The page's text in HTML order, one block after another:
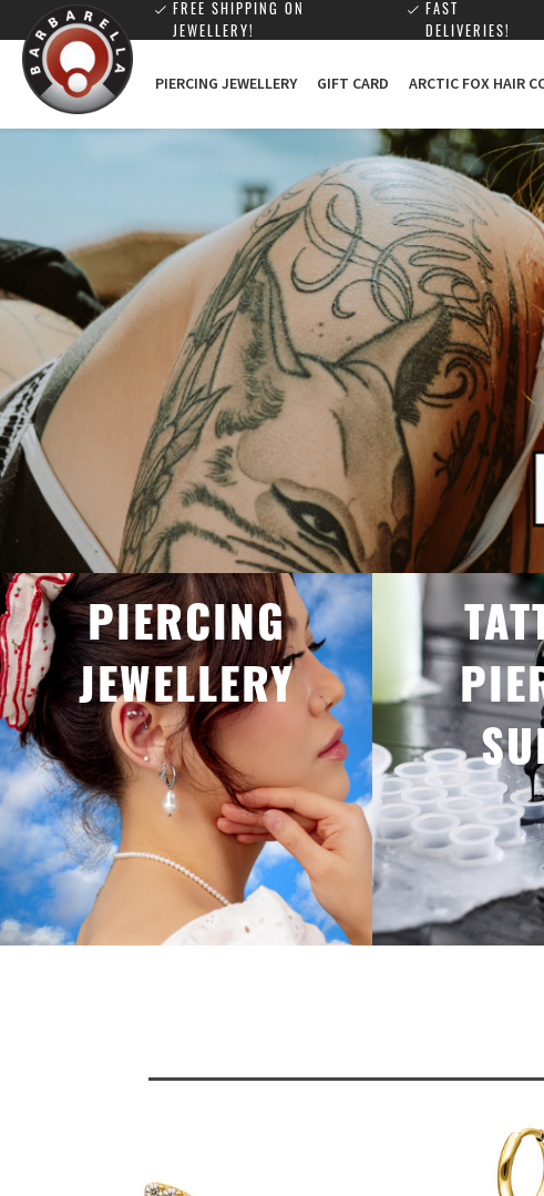
FREE SHIPPING ON
JEWELLERY!
FAST
DELIVERIES!
PIERCING JEWELLERY GIFT CARD ARCTIC FOX HAIR
PIERCING
JEWELLERY